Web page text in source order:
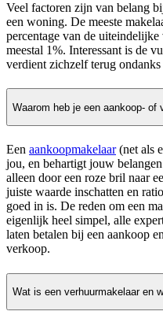
Veel factoren zijn van belang
een woning. De meeste
percentage van de
meestal 1%. Interessant is de
verdient zichzelf terug ondanks
Waarom heb je een aankoop- of
Een aankoopmakelaar(net als
jou, en behartigt jouw
alleen door een roze bril naar
juiste waarde inschatten en
goed in is. De reden om een
eigenlijk heel simpel, alle
laten betalen bij een aankoop
verkoop.
Wat is een verhuurmakelaar en